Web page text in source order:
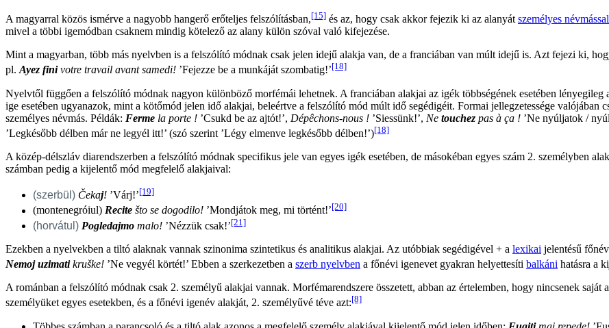
A magyarral közös ismérve a nagyobb hangerő erőteljes felszólításban,[15] és az, hogy csak akkor fejezik ki az alanyátszemélyes névmással
mivel a többi igemódban csaknem mindig kötelező az alany külön szóval való kifejezése.
Mint a magyarban, több más nyelvben is a felszólító módnak csak jelen idejű alakja van, de a franciában van múlt idejű is. Azt fejezi ki,
pl.Ayez finivotre travail avant samedi! ’Fejezze be a munkáját szombatig!’[18]
Nyelvtől függően a felszólító módnak nagyon különböző morfémái lehetnek. A franciában alakjai az igék többségének esetében
ige esetében ugyanazok, mint a kötőmód jelen idő alakjai, beleértve a felszólító mód múlt idő segédigéit. Formai jellegzetessége valójában
személyes névmás. Példák: Ferme la porte ! ’Csukd be az ajtót!’, Dépêchons-nous ! ’Siessünk!’, Ne touchez pas à ça ! ’Ne nyúljatok /
’Legkésőbb délben már ne legyél itt!’ (szó szerint ’Légy elmenve legkésőbb délben!’)[18]
A közép-délszláv diarendszerben a felszólító módnak specifikus jele van egyes igék esetében, de másokéban egyes szám 2. személyben
számban pedig a kijelentő mód megfelelő alakjaival:
(szerbül) Čekaj! ’Várj!’[19]
(montenegróiul) Recite što se dogodilo! ’Mondjátok meg, mi történt!’[20]
(horvátul) Pogledajmo malo! ’Nézzük csak!’[21]
Ezekben a nyelvekben a tiltó alaknak vannak szinonima szintetikus és analitikus alakjai. Az utóbbiak segédigével + a lexikai jelentésű
Nemoj uzimatikruške! ’Ne vegyél körtét!’ Ebben a szerkezetben a szerb nyelvben a főnévi igenevet gyakran helyettesíti balkáni hatásra a
A románban a felszólító módnak csak 2. személyű alakjai vannak. Morfémarendszere összetett, abban az értelemben, hogy nincsenek
személyüket egyes esetekben, és a főnévi igenév alakját, 2. személyűvé téve azt:[8]